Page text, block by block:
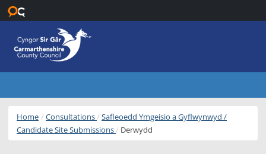
Home Consultations
Safleoedd Ymgeisio a Gyflwynwyd /
Candidate Site Submissions
Derwydd